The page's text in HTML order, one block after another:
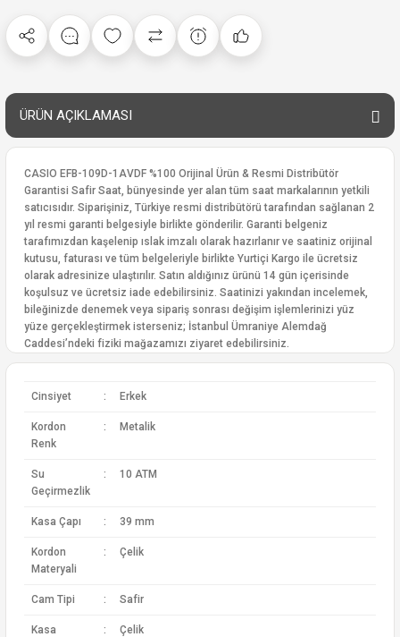
ÜRÜN AÇIKLAMASI
CASIO EFB-109D-1AVDF %100 Orijinal Ürün & Resmi Distribütör
Garantisi Safir Saat, bünyesinde yer alan tüm saat markalarının yetkili
satıcısıdır. Siparişiniz, Türkiye resmi distribütörü tarafından sağlanan 2
yıl resmi garanti belgesiyle birlikte gönderilir. Garanti belgeniz
tarafımızdan kaşelenip ıslak imzalı olarak hazırlanır ve saatiniz orijinal
kutusu, faturası ve tüm belgeleriyle birlikte Yurtiçi Kargo ile ücretsiz
olarak adresinize ulaştırılır. Satın aldığınız ürünü 14 gün içerisinde
koşulsuz ve ücretsiz iade edebilirsiniz. Saatinizi yakından incelemek,
bileğinizde denemek veya sipariş sonrası değişim işlemlerinizi yüz
yüze gerçekleştirmek isterseniz; İstanbul Ümraniye Alemdağ
Caddesi’ndeki fiziki mağazamızı ziyaret edebilirsiniz.
Cinsiyet : Erkek
Kordon
Renk
: Metalik
Su
Geçirmezlik
: 10 ATM
Kasa Çapı : 39 mm
Kordon
Materyali
: Çelik
Cam Tipi : Safir
Kasa
: Çelik